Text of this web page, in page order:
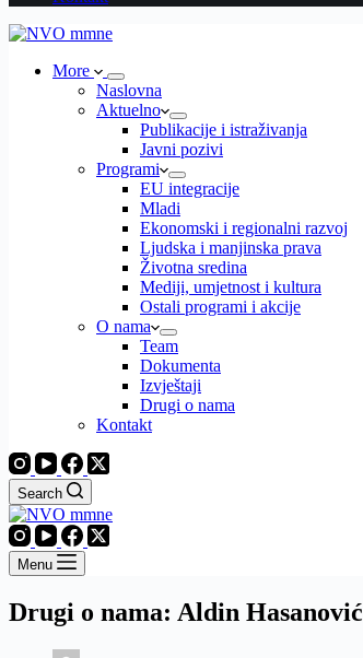
More
Naslovna
Aktuelno
Publikacije i istraživanja
Javni pozivi
Programi
EU integracije
Mladi
Ekonomski i regionalni razvoj
Ljudska i manjinska prava
Životna sredina
Mediji, umjetnost i kultura
Ostali programi i akcije
O nama
Team
Dokumenta
Izvještaji
Drugi o nama
Kontakt
Search
Menu
Drugi o nama: Aldin Hasanović